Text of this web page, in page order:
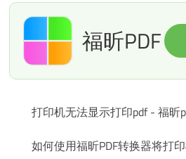
福昕PDF
转换器
打印机无法显示打印pdf - 福昕
如何使用福昕PDF转换器将打